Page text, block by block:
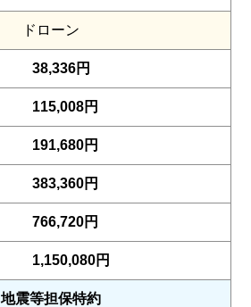
ドローン
38,336円
115,008円
191,680円
383,360円
766,720円
1,150,080円
地震等担保特約